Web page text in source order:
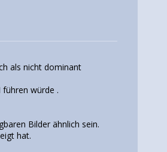
als nicht dominant
würde .
Bilder ähnlich sein.
hat.